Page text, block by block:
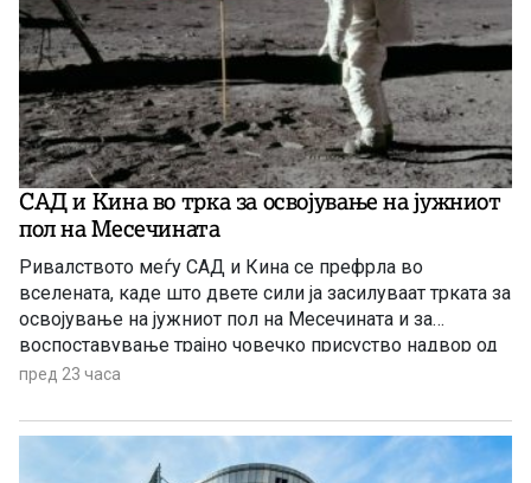
САД и Кина во трка за освојување на јужниот
пол на Месечината
Ривалството меѓу САД и Кина се префрла во
вселената, каде што двете сили ја засилуваат трката за
освојување на јужниот пол на Месечината и за
воспоставување трајно човечко присуство надвор од
Земјата.
пред 23 часа